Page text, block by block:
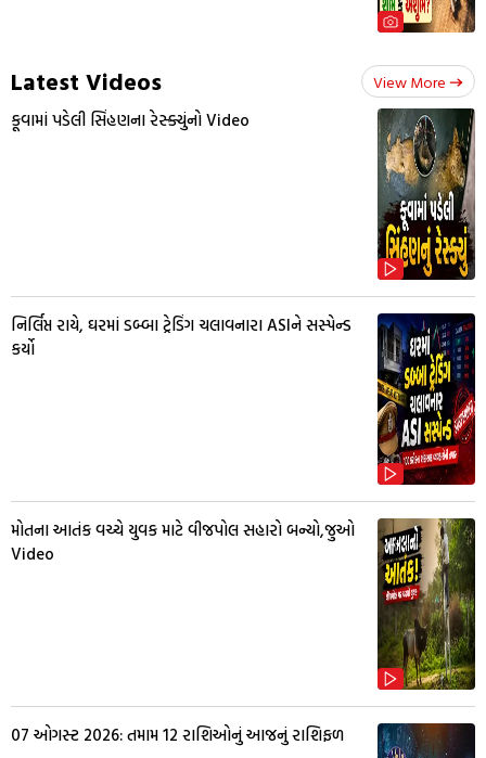
Latest Videos View More
કૂવામાં પડેલી સિંહણના રેસ્ક્યુંનો Video
નિર્લિપ્ત રાયે, ઘરમાં ડબ્બા ટ્રેડિંગ ચલાવનારા ASIને સસ્પેન્ડ
કર્યો
મોતના આતંક વચ્ચે યુવક માટે વીજપોલ સહારો બન્યો,જુઓ
Video
07 ઓગસ્ટ 2026: તમામ 12 રાશિઓનું આજનું રાશિફળ